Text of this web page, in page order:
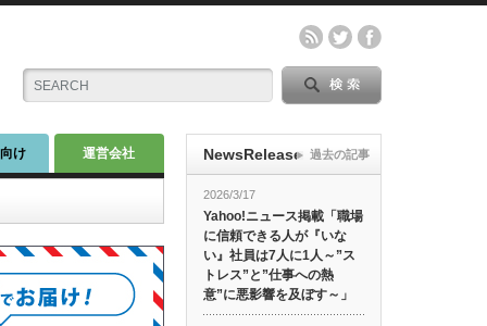
け 運営会社 NewsRelease
2026/3/17
Yahoo!ニュース掲載「職場
に信頼できる人が『いな
い』社員は7人に1人～”ス
トレス”と”仕事への熱
意”に悪影響を及ぼす～」
過去の記事